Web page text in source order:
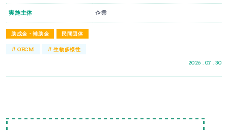
助成金・補助金 民間団体
2026 . 07 . 30
実施主体 企業
#OECM #生物多様性